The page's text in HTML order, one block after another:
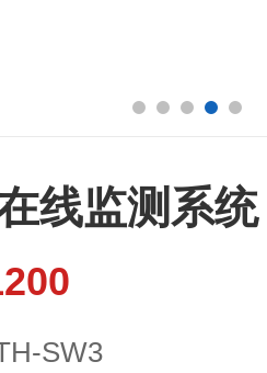
线监测系统
SW3